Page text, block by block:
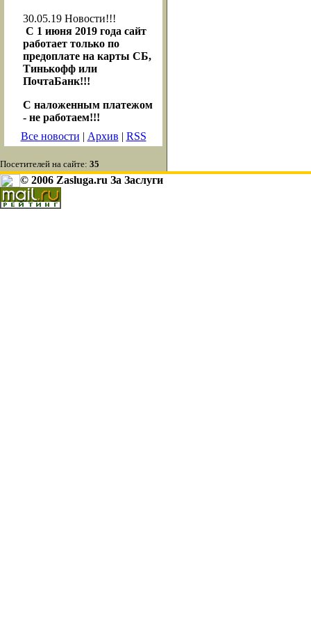
30.05.19 Новости!!!
С 1 июня 2019 года сайт
работает только по
предоплате на карты СБ,
Тинькофф или
ПочтаБанк!!!
С наложенным платежом
- не работаем!!!
Все новости | Архив | RSS
Посетителей на сайте: 35
© 2006 Zasluga.ru За Заслуги